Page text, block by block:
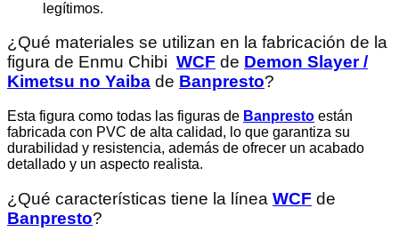
legítimos.
¿Qué materiales se utilizan en la fabricación de la
figura de Enmu Chibi WCF de Demon Slayer /
Kimetsu no Yaiba de Banpresto?
Esta figura como todas las figuras de Banpresto están
fabricada con PVC de alta calidad, lo que garantiza su
durabilidad y resistencia, además de ofrecer un acabado
detallado y un aspecto realista.
¿Qué características tiene la línea WCF de
Banpresto?